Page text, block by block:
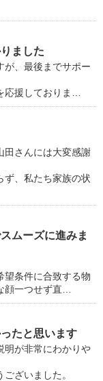
ました
が、最後までサポー
応援しておりま…
田さんには大変感謝
ず、私たち家族の状
ムーズに進みま
望条件に合致する物
顔一つせず直…
たと思います
明が非常にわかりや
ざいました。